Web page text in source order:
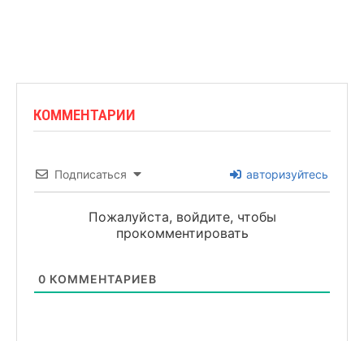
КОММЕНТАРИИ
Подписаться авторизуйтесь
Пожалуйста, войдите, чтобы
прокомментировать
0 КОММЕНТАРИЕВ